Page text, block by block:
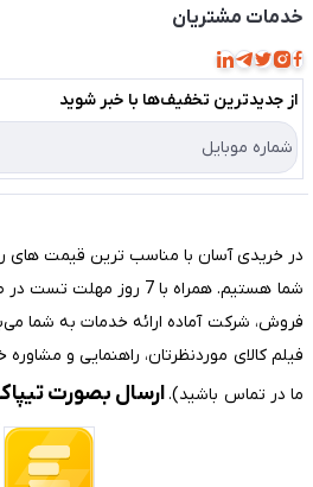
حساب کاربری
مجله فروشگاه
لیست محصولات
درباره ما
تماس با ما
خدمات مشتریان
قوانین و مقررات
حریم خصوصی
راهنما
از جدید‌ترین تخفیف‌ها با‌ خبر شوید
در خریدی آسان با مناسب ترین قیمت های
شما هستیم. همراه با 7
فروش، شرکت آماده ارائه خدمات به شما
ما در تماس باشید).ارسال بصورت